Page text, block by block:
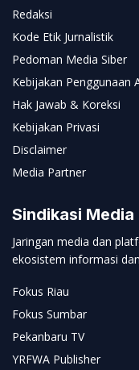
Redaksi
Kode Etik Jurnalistik
Pedoman Media Siber
Kebijakan Penggunaan
Hak Jawab & Koreksi
Kebijakan Privasi
Disclaimer
Media Partner
Sindikasi Media
Jaringan media dan
ekosistem informasi
Fokus Riau
Fokus Sumbar
Pekanbaru TV
YRFWA Publisher